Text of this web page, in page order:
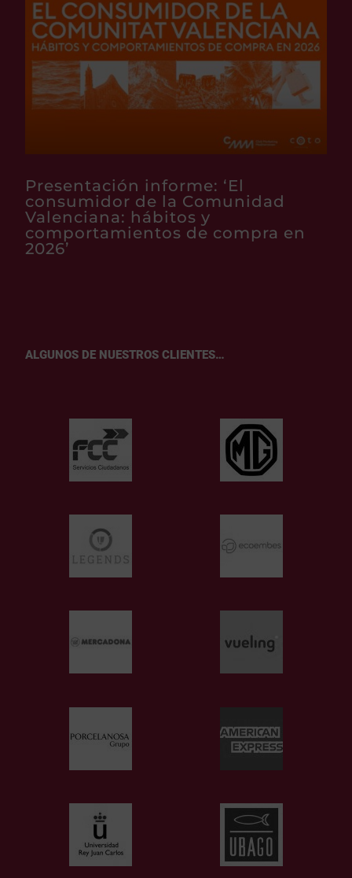
Presentación informe: ‘El
consumidor de la Comunidad
Valenciana: hábitos y
comportamientos de compra en
2026’
ALGUNOS DE NUESTROS CLIENTES…